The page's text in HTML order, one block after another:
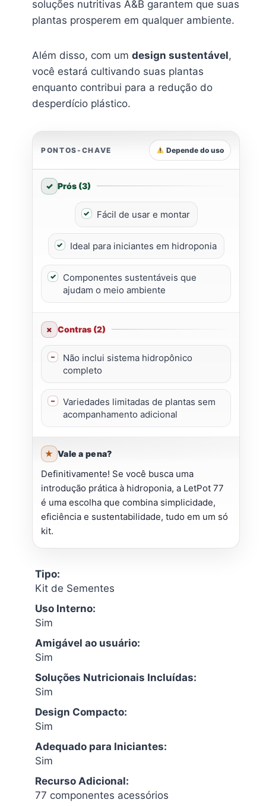
soluções nutritivas A&B garantem que suas
plantas prosperem em qualquer ambiente.
Além disso, com um design sustentável,
você estará cultivando suas plantas
enquanto contribui para a redução do
desperdício plástico.
PONTOS-CHAVE Depende do uso
Prós (3)
Fácil de usar e montar
Ideal para iniciantes em hidroponia
Componentes sustentáveis que
ajudam o meio ambiente
Contras (2)
Não inclui sistema hidropônico
completo
Variedades limitadas de plantas sem
acompanhamento adicional
Vale a pena?
Definitivamente! Se você busca uma
introdução prática à hidroponia, a LetPot 77
é uma escolha que combina simplicidade,
eficiência e sustentabilidade, tudo em um só
kit.
Tipo:
Kit de Sementes
Uso Interno:
Sim
Amigável ao usuário:
Sim
Soluções Nutricionais Incluídas:
Sim
Design Compacto:
Sim
Adequado para Iniciantes:
Sim
Recurso Adicional:
77 componentes acessórios